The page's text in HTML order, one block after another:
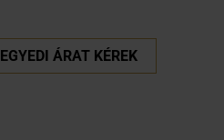
EGYEDI ÁRAT KÉREK